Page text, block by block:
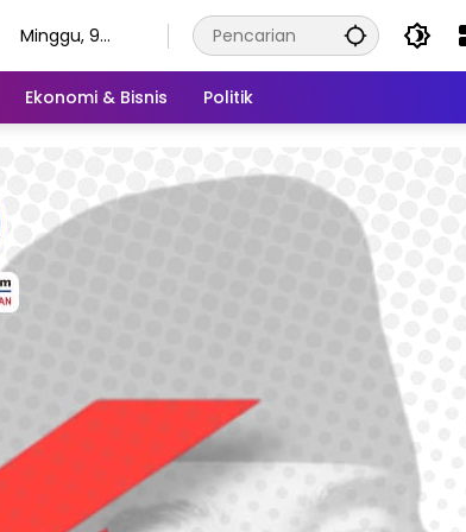
Minggu, 9
Ekonomi & Bisnis Politik